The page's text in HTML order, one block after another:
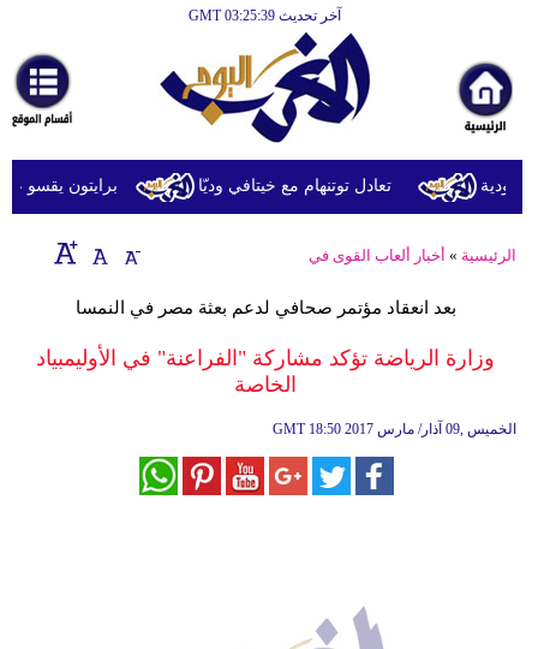
آخر تحديث GMT 03:25:39
أخبارعاجلة
رياضة
ثقافة
إقتصاد
برايتون يقسو على تعادل توتنهام مع خيتافي وديّا
الرئيسية » أخبار ألعاب القوى في
بعد انعقاد مؤتمر صحافي لدعم بعثة مصر في النمسا
وزارة الرياضة تؤكد مشاركة "الفراعنة" في الأوليمبياد
الخاصة
GMT 18:50 2017 الخميس ,09 آذار/ مارس